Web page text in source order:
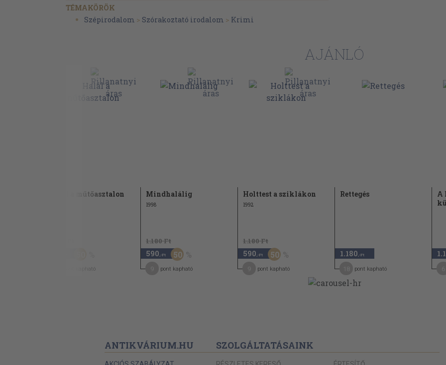
TÉMAKÖRÖK
Szépirodalom > Szórakoztató irodalom > Krimi
AJÁNLÓ
Halál a műtőasztalon
pont kapható
Mindhalálig
1998
1.180 Ft
590 ,-Ft 50
pont kapható
Holttest a sziklákon
1992
1.180 Ft
590 ,-Ft 50
pont kapható
Rettegés
1.180 ,-Ft
pont kapható
A
ANTIKVÁRIUM.HU SZOLGÁLTATÁSAINK